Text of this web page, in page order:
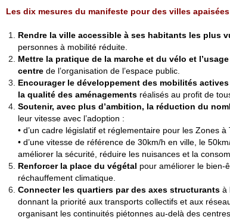
Les dix mesures du manifeste pour des villes
Rendre la ville accessible à ses habitants les plus
personnes à mobilité réduite.
Mettre la pratique de la marche et du vélo et
centre de l’organisation de l’espace public.
Encourager le développement des mobilités
la qualité des aménagements réalisés au profit de
Soutenir, avec plus d’ambition, la réduction du
leur vitesse avec l’adoption :
• d’un cadre législatif et réglementaire pour les Zones à
• d’une vitesse de référence de 30km/h en ville, le
améliorer la sécurité, réduire les nuisances et la
Renforcer la place du végétal pour améliorer le bien-
réchauffement climatique.
Connecter les quartiers par des axes structurants à
donnant la priorité aux transports collectifs et aux
organisant les continuités piétonnes au-delà des